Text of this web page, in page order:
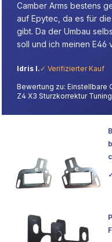
Camber Arms bestens
auf Epytec, da es für
gibt. Da der Umbau
soll und ich meinen E46
Von der Qualität bin ich
Bremssattel-Adapter für
Bremsanlage an
mitverfolgen (auch
vorangeht 😅). https://
Idris I. ✓ Verifizierter Kauf
Bewertung zu: Einstellbare
Z4 X3 Sturzkorrektur